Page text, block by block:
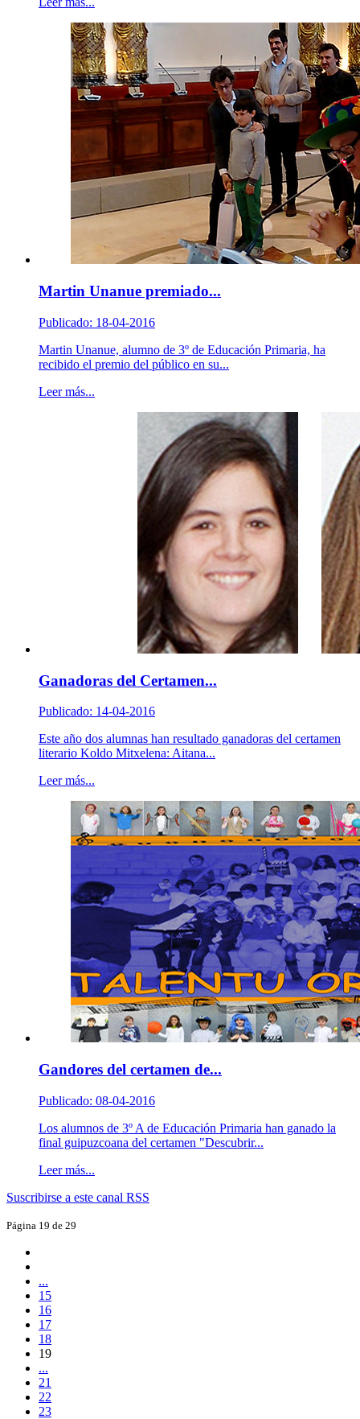
Martin Unanue premiado...
Publicado: 18-04-2016
Martin Unanue, alumno de 3º de Educación Primaria, ha
recibido el premio del público en su...
Leer más...
Ganadoras del Certamen...
Publicado: 14-04-2016
Este año dos alumnas han resultado ganadoras del certamen
literario Koldo Mitxelena: Aitana...
Leer más...
Gandores del certamen de...
Publicado: 08-04-2016
Los alumnos de 3º A de Educación Primaria han ganado la
final guipuzcoana del certamen "Descubrir...
Leer más...
Suscribirse a este canal RSS
Página 19 de 29
...
15
16
17
18
19
...
21
22
23